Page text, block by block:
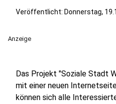
Veröffentlicht: Donnerstag,
Anzeige
Das Projekt "Soziale Stadt
mit einer neuen
können sich alle